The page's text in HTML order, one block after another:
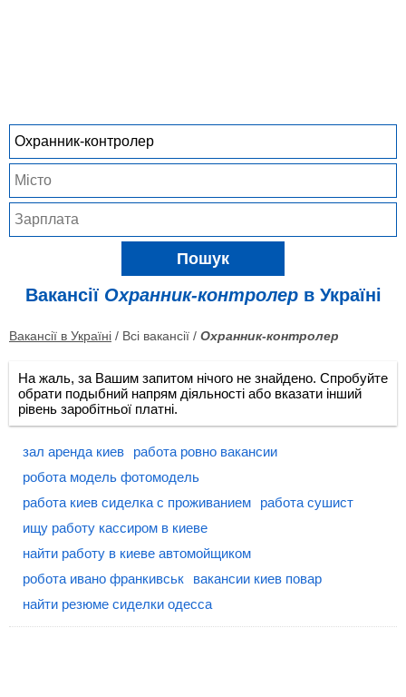
Пошук
Вакансії Охранник-контролерв Україні
Вакансії в Україні / Всі вакансії / Охранник-контролер
На жаль, за Вашим запитом нічого не знайдено. Спробуйте
обрати подыбний напрям діяльності або вказати інший
рівень заробітньої платні.
зал аренда киев
работа ровно вакансии
робота модель фотомодель
работа киев сиделка с проживанием
работа сушист
ищу работу кассиром в киеве
найти работу в киеве автомойщиком
робота ивано франкивськ
вакансии киев повар
найти резюме сиделки одесса